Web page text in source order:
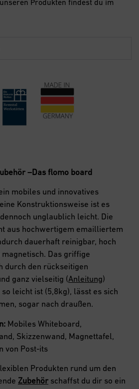
Produkten findest du im
–Das flomo board
mobiles und innovatives
Konstruktionsweise ist es
unglaublich leicht. Die
aus hochwertigem emailliertem
dauerhaft reinigbar, hoch
Das griffige
durch den rückseitigen
ganz vielseitig (Anleitung)
leicht ist (5,8kg), lässt es sich
sogar nach draußen.
Mobiles Whiteboard,
Skizzenwand, Magnettafel,
von Post-its
Produkten rund um den
Zubehör schaffst du dir so ein